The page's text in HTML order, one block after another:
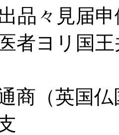
品々見届申
者ヨリ国王
商（英国仏